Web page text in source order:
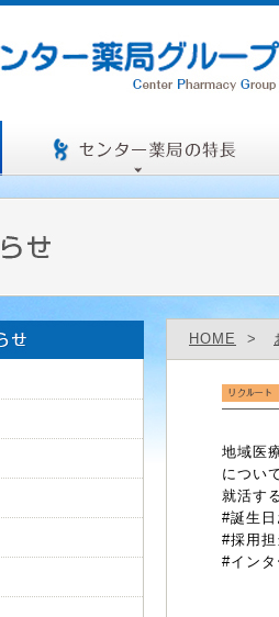
HOME >
地域医
につい
就活す
#誕生日
#採用担
#イン